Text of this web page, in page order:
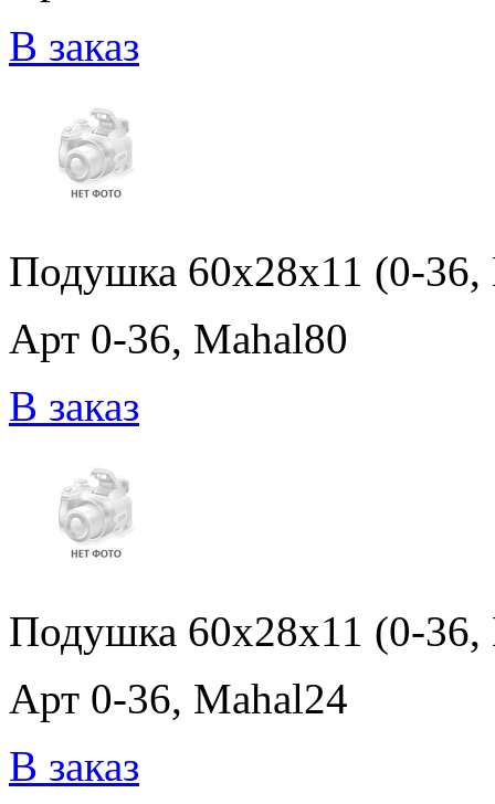
В заказ
Подушка 60x28x11 (0-36,
Арт 0-36, Mahal80
В заказ
Подушка 60x28x11 (0-36,
Арт 0-36, Mahal24
В заказ